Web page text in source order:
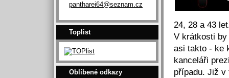
pantharei64@seznam.cz
Toplist
Oblíbené odkazy
24, 28 a 43
V krátkosti
asi takto - ke
kanceláři
případu. Již v